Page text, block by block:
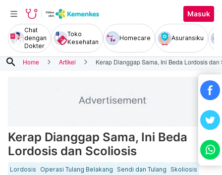
Masuk
Chat
dengan
Dokter
Toko
Kesehatan
Homecare Asuransiku
search Home Artikel Kerap Dianggap Sama, Ini Beda Lordosis dan
Kerap Dianggap Sama, Ini Beda
Lordosis dan Scoliosis
Lordosis Operasi Tulang Belakang Sendi dan Tulang
Skoliosis